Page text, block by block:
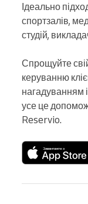
Ідеально
спортзалів,
студій,
Спрощуйте
керуванню
усе це
Reservio.